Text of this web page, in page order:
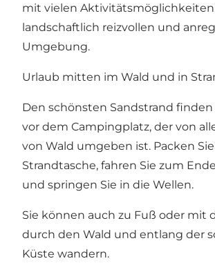
mit vielen
landschaftlich reizvollen und
Umgebung.
Urlaub mitten im Wald und in
Den schönsten Sandstrand
vor dem Campingplatz, der von
von Wald umgeben ist. Packen
Strandtasche, fahren Sie zum
und springen Sie in die Wellen.
Sie können auch zu Fuß oder mit
durch den Wald und entlang der
Küste wandern.